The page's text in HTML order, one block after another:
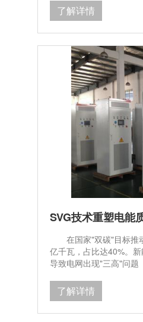
的全系列产品，凭借灵
治理的优选方案。
了解详情
SVG技术重塑电能
在国家"双碳"目标推
亿千瓦，占比达40%。
导致电网出现"三高"问题
足新型电力系统需求，
2024年国内SVG市场规
了解详情